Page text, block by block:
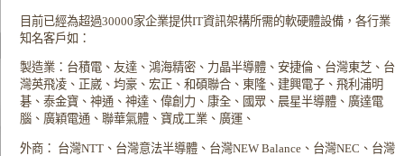
目前已經為超過30000家企業提供IT資訊架構所需的軟硬體設備，各行業
知名客戶如：
製造業：台積電、友達、鴻海精密、力晶半導體、安捷倫、台灣東芝、台
灣英飛凌、正崴、均豪、宏正、和碩聯合、東隆、建興電子、飛利浦明
碁、泰金寶、神通、神達、偉創力、康全、國眾、晨星半導體、廣達電
腦、廣穎電通、聯華氣體、寶成工業、廣運、
外商： 台灣NTT、台灣意法半導體、台灣NEW Balance、台灣NEC、台灣